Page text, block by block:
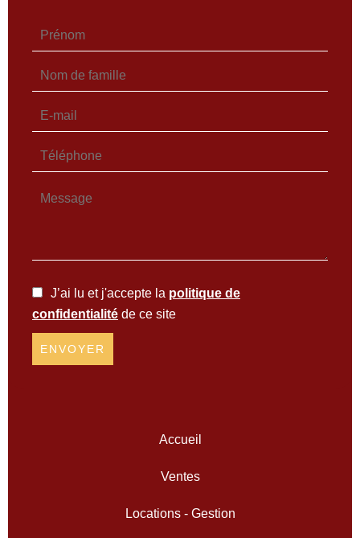
J’ai lu et j'accepte la politique de
confidentialité de ce site
ENVOYER
Accueil
Ventes
Locations - Gestion